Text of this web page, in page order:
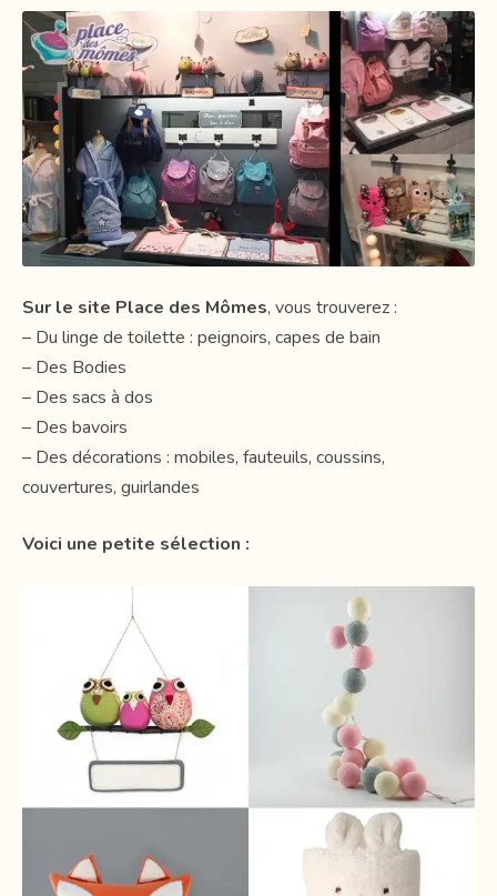
Sur le site Place des Mômes, vous trouverez :
– Du linge de toilette : peignoirs, capes de bain
– Des Bodies
– Des sacs à dos
– Des bavoirs
– Des décorations : mobiles, fauteuils, coussins,
couvertures, guirlandes
Voici une petite sélection :